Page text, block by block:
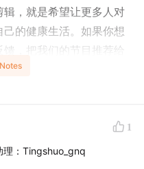
，就是希望让更多人对
的健康生活。如果你想
，把我们的节目推荐给
中的
1
理：Tingshuo_gnq